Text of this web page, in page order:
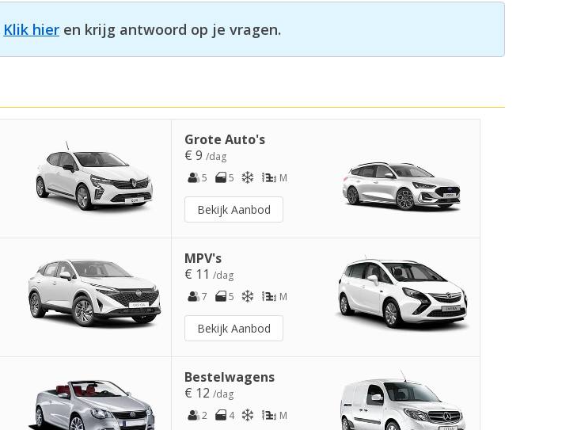
Klik hier en krijg antwoord op je vragen.
Grote Auto's
€ 9 /dag
5
5 M
Bekijk Aanbod
MPV's
€ 11 /dag
7
5 M
Bekijk Aanbod
Bestelwagens
€ 12 /dag
2
4 M